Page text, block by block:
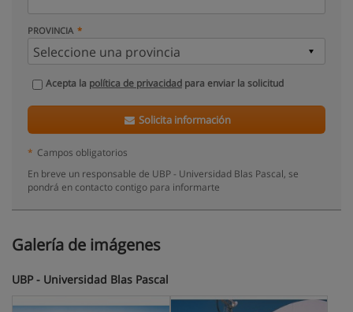
PROVINCIA
Acepta la política de privacidad para enviar la solicitud
Solicita información
* Campos obligatorios
En breve un responsable de UBP - Universidad Blas Pascal, se
pondrá en contacto contigo para informarte
Galería de imágenes
UBP - Universidad Blas Pascal